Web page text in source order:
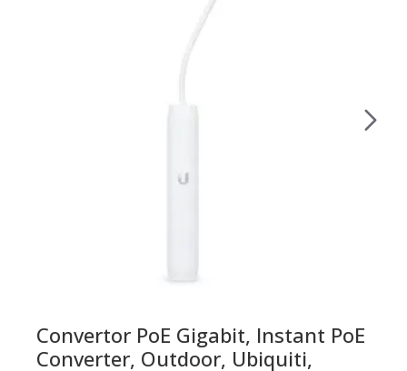
Convertor PoE Gigabit, Instant PoE
Converter, Outdoor, Ubiquiti,